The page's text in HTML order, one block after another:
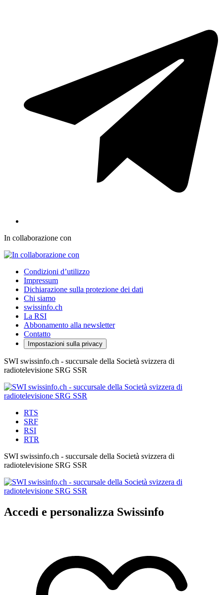
In collaborazione con
Condizioni d’utilizzo
Impressum
Dichiarazione sulla protezione dei dati
Chi siamo
swissinfo.ch
La RSI
Abbonamento alla newsletter
Contatto
Impostazioni sulla privacy
SWI swissinfo.ch - succursale della Società svizzera di
radiotelevisione SRG SSR
RTS
SRF
RSI
RTR
SWI swissinfo.ch - succursale della Società svizzera di
radiotelevisione SRG SSR
Accedi e personalizza Swissinfo